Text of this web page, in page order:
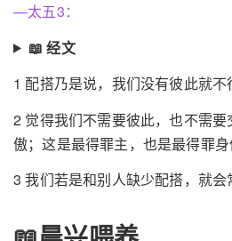
—太五3：
📖 经文
1 配搭乃是说，我们没有彼此就不
2 觉得我们不需要彼此，也不需
傲；这是最得罪主，也是最得罪身
3 我们若是和别人缺少配搭，就会